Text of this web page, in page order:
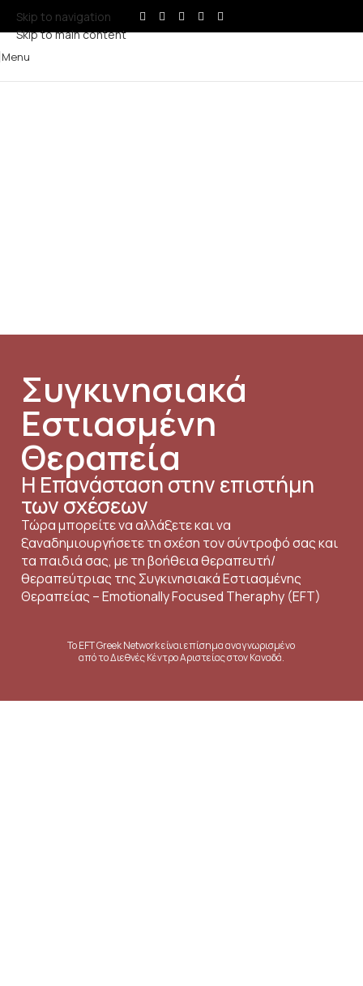
Skip to navigation
Skip to main content
Menu
Συγκινησιακά
Εστιασμένη
Θεραπεία
Η Επανάσταση στην επιστήμη
των σχέσεων
Τώρα μπορείτε να αλλάξετε και να
ξαναδημιουργήσετε τη σχέση τον σύντροφό σας και
τα παιδιά σας, με τη βοήθεια θεραπευτή/
θεραπεύτριας της Συγκινησιακά Εστιασμένης
Θεραπείας – Emotionally Focused Theraphy (EFT)
Το EFT Greek Network είναι επίσημα αναγνωρισμένο
από το Διεθνές Κέντρο Αριστείας στον Καναδά.